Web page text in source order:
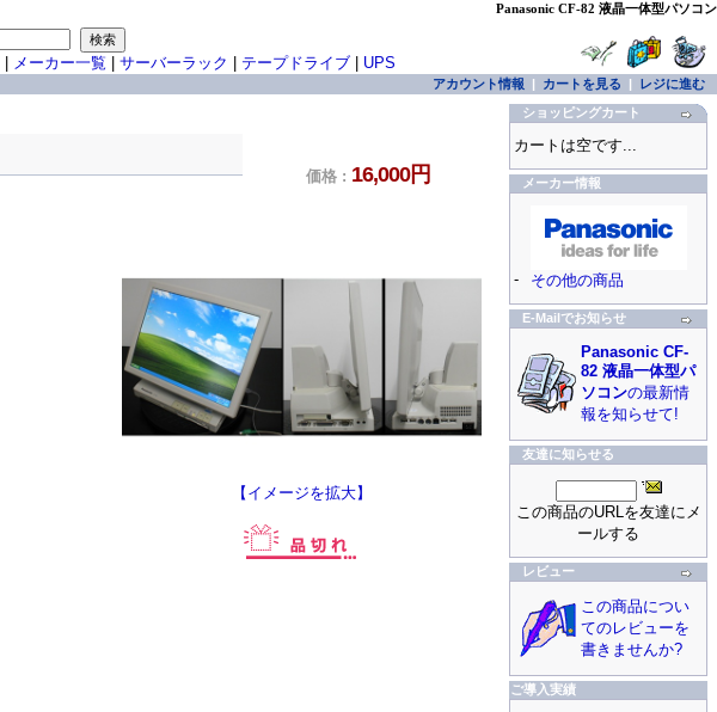
Panasonic CF-82 液晶一体型パソコン
価格 : 16,000円
【イメージを拡大】
メーカー一覧 サーバーラック テープドライブ| UPS
アカウント情報 カートを見る
レジに進む
ショッピングカート
カートは空です...
メーカー情報
- その他の商品
E-Mailでお知らせ
Panasonic CF-
82 液晶一体型パ
ソコンの最新情
報を知らせて!
友達に知らせる
この商品のURLを友達にメ
ールする
レビュー
この商品につい
てのレビューを
書きませんか?
ご導入実績